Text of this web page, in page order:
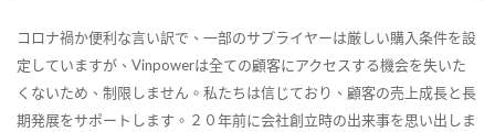
コロナ禍か便利な言い訳で、一部のサプライヤーは厳しい購入条件を設
定していますが、Vinpowerは全ての顧客にアクセスする機会を失いた
くないため、制限しません。私たちは信じており、顧客の売上成長と長
期発展をサポートします。２０年前に会社創立時の出来事を思い出しま